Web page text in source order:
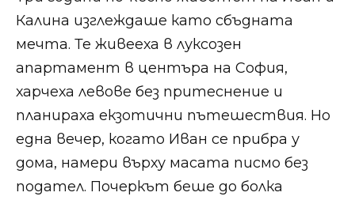
Калина изглеждаше като сбъдната
мечта. Те живееха в луксозен
апартамент в центъра на София,
харчеха левове без притеснение и
планираха екзотични пътешествия. Но
една вечер, когато Иван се прибра у
дома, намери върху масата писмо без
подател. Почеркът беше до болка